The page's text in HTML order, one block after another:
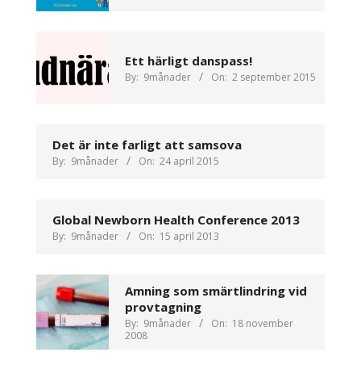
Ett härligt danspass!
By: 9månader On: 2 september 2015
Det är inte farligt att samsova
By: 9månader On: 24 april 2015
Global Newborn Health Conference 2013
By: 9månader On: 15 april 2013
Amning som smärtlindring vid
provtagning
By: 9månader On: 18 november
2008